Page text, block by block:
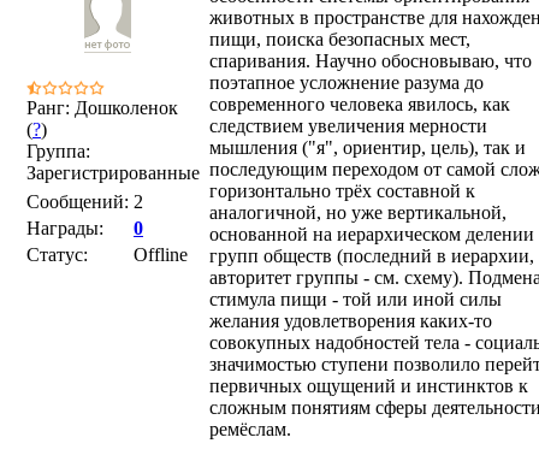
Ранг: Дошколенок
(?)
Группа:
Зарегистрированные
Сообщений: 2
Награды:
0
Статус:
Offline
животных в пространстве для
пищи, поиска безопасных мест,
спаривания. Научно обосновываю, что
поэтапное усложнение разума до
современного человека явилось, как
следствием увеличения мерности
мышления ("я", ориентир, цель), так и
последующим переходом от самой
горизонтально трёх составной к
аналогичной, но уже вертикальной,
основанной на иерархическом делении
групп обществ (последний в
авторитет группы - см. схему).
стимула пищи - той или иной силы
желания удовлетворения каких-то
совокупных надобностей тела -
значимостью ступени позволило
первичных ощущений и инстинктов к
сложным понятиям сферы
ремёслам.